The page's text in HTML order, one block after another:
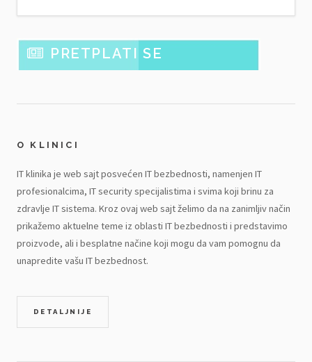
PRETPLATI SE
O KLINICI
IT klinika je web sajt posvećen IT bezbednosti, namenjen IT
profesionalcima, IT security specijalistima i svima koji brinu za
zdravlje IT sistema. Kroz ovaj web sajt želimo da na zanimljiv način
prikažemo aktuelne teme iz oblasti IT bezbednosti i predstavimo
proizvode, ali i besplatne načine koji mogu da vam pomognu da
unapredite vašu IT bezbednost.
DETALJNIJE